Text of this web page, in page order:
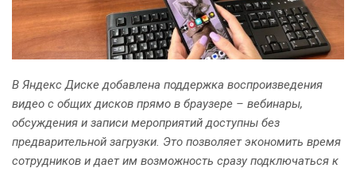
В Яндекс Диске добавлена поддержка воспроизведения
видео с общих дисков прямо в браузере – вебинары,
обсуждения и записи мероприятий доступны без
предварительной загрузки. Это позволяет экономить время
сотрудников и дает им возможность сразу подключаться к